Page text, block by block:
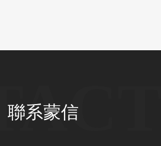
聯系蒙信